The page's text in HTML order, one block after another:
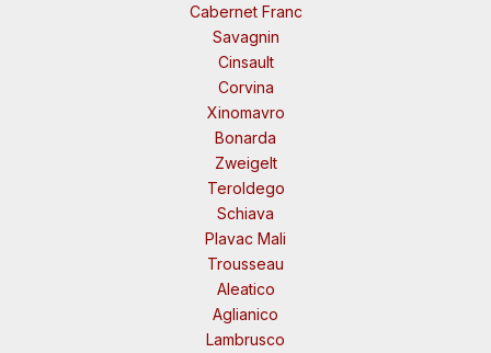
Cabernet Franc
Savagnin
Cinsault
Corvina
Xinomavro
Bonarda
Zweigelt
Teroldego
Schiava
Plavac Mali
Trousseau
Aleatico
Aglianico
Lambrusco